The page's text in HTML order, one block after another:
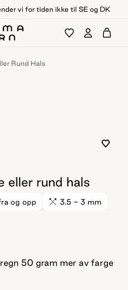
vi for tiden ikke til SE og DK
Rund Hals
eller rund hals
og opp 3.5 - 3 mm
50 gram mer av farge